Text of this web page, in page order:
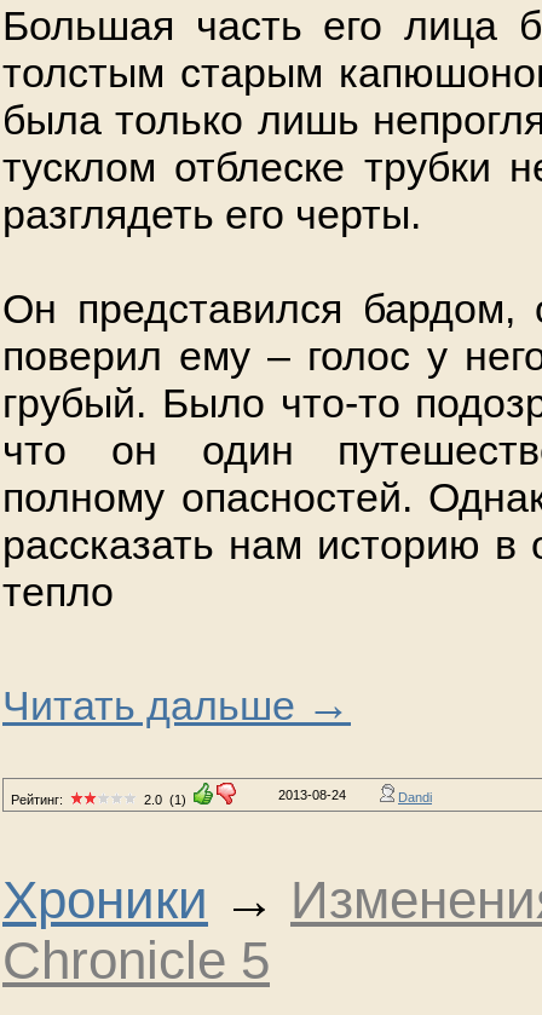
Большая часть его лица
толстым старым
была только лишь
тусклом отблеске трубки
разглядеть его черты.
Он представился бардом,
поверил ему – голос у
грубый. Было что-то
что он один
полному опасностей.
рассказать нам историю
тепло
Читать дальше →
Рейтинг: 2.0 (1) 2013-08-24 Dandi
Хроники →
Сhronicle 5